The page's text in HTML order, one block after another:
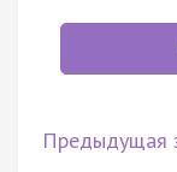
Предыдущая